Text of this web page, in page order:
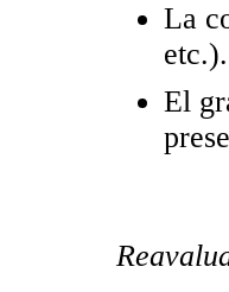
La
etc.).
El